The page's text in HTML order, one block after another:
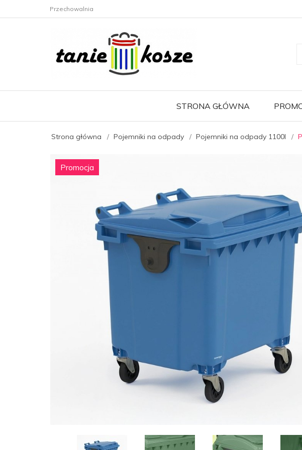
Przechowalnia
STRONA GŁÓWNA
Strona główna Pojemniki na odpady Pojemniki na odpady 1100l
Promocja